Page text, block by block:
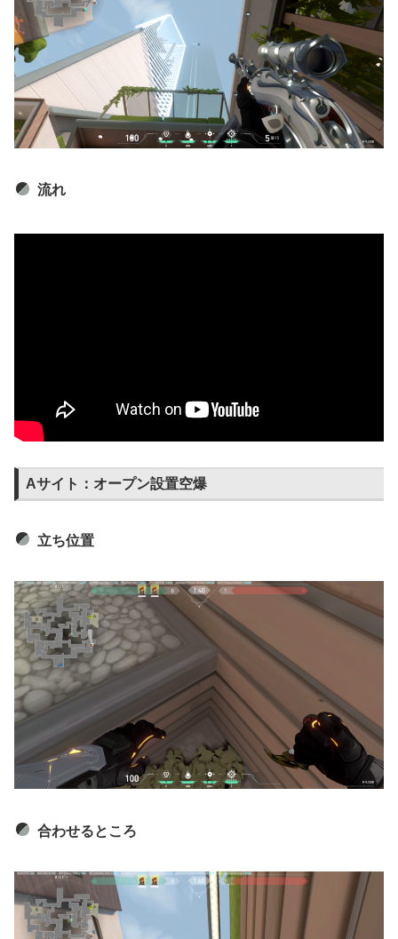
流れ
Aサイト：オープン設置空爆
立ち位置
合わせるところ